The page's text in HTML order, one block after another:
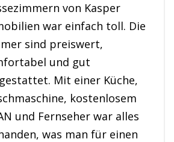
von Kasper
war einfach toll. Die
sind preiswert,
und gut
Mit einer Küche,
kostenlosem
und Fernseher war alles
was man für einen